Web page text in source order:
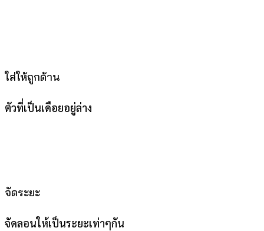
ใส่ให้ถูกด้าน
ตัวที่เป็นเดือยอยู่ล่าง
จัดระยะ
จัดลอนให้เป็นระยะเท่าๆกัน